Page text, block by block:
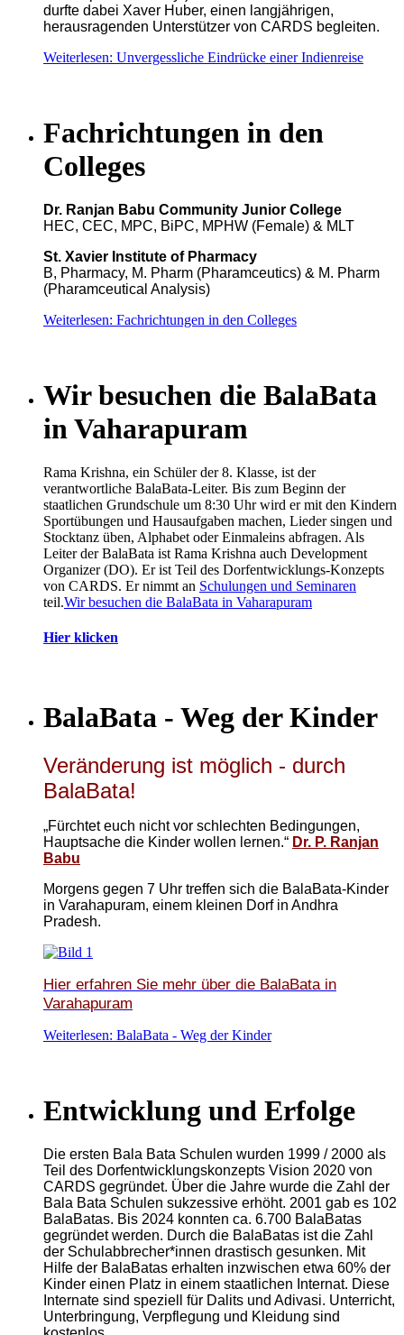
durfte dabei Xaver Huber, einen langjährigen,
herausragenden Unterstützer von CARDS begleiten.
Weiterlesen: Unvergessliche Eindrücke einer Indienreise
Fachrichtungen in den
Colleges
Dr. Ranjan Babu Community Junior College
HEC, CEC, MPC, BiPC, MPHW (Female) & MLT
St. Xavier Institute of Pharmacy
B, Pharmacy, M. Pharm (Pharamceutics) & M. Pharm
(Pharamceutical Analysis)
Weiterlesen: Fachrichtungen in den Colleges
Wir besuchen die BalaBata
in Vaharapuram
Rama Krishna, ein Schüler der 8. Klasse, ist der
verantwortliche BalaBata-Leiter. Bis zum Beginn der
staatlichen Grundschule um 8:30 Uhr wird er mit den Kindern
Sportübungen und Hausaufgaben machen, Lieder singen und
Stocktanz üben, Alphabet oder Einmaleins abfragen. Als
Leiter der BalaBata ist Rama Krishna auch Development
Organizer (DO). Er ist Teil des Dorfentwicklungs-Konzepts
von CARDS. Er nimmt an Schulungen und Seminaren
teil.Wir besuchen die BalaBata in Vaharapuram
Hier klicken
BalaBata - Weg der Kinder
Veränderung ist möglich - durch
BalaBata!
„Fürchtet euch nicht vor schlechten Bedingungen,
Hauptsache die Kinder wollen lernen.“ Dr. P. Ranjan
Babu
Morgens gegen 7 Uhr treffen sich die BalaBata-Kinder
in Varahapuram, einem kleinen Dorf in Andhra
Pradesh.
Hier erfahren Sie mehr über die BalaBata in
Varahapuram
Weiterlesen: BalaBata - Weg der Kinder
Entwicklung und Erfolge
Die ersten Bala Bata Schulen wurden 1999 / 2000 als
Teil des Dorfentwicklungskonzepts Vision 2020 von
CARDS gegründet. Über die Jahre wurde die Zahl der
Bala Bata Schulen sukzessive erhöht. 2001 gab es 102
BalaBatas. Bis 2024 konnten ca. 6.700 BalaBatas
gegründet werden. Durch die BalaBatas ist die Zahl
der Schulabbrecher*innen drastisch gesunken. Mit
Hilfe der BalaBatas erhalten inzwischen etwa 60% der
Kinder einen Platz in einem staatlichen Internat. Diese
Internate sind speziell für Dalits und Adivasi. Unterricht,
Unterbringung, Verpflegung und Kleidung sind